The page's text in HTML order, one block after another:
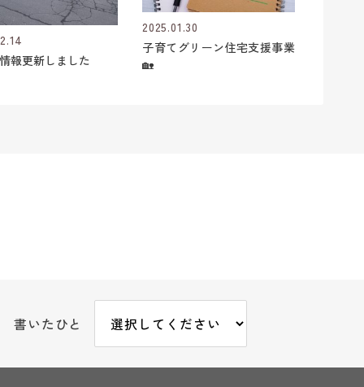
報更新しました
2025.01.30
子育てグリーン住宅支援事業
🏡
書いたひと